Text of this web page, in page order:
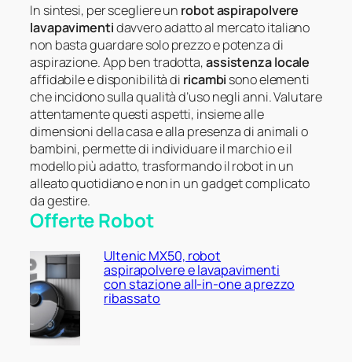
In sintesi, per scegliere un robot aspirapolvere
lavapavimentidavvero adatto al mercato italiano
non basta guardare solo prezzo e potenza di
aspirazione. App ben tradotta,assistenza locale
affidabile e disponibilità di ricambi sono elementi
che incidono sulla qualità d’uso negli anni. Valutare
attentamente questi aspetti, insieme alle
dimensioni della casa e alla presenza di animali o
bambini, permette di individuare il marchio e il
modello più adatto, trasformando il robot in un
alleato quotidiano e non in un gadget complicato
da gestire.
Offerte Robot
Ultenic MX50, robot
aspirapolvere e lavapavimenti
con stazione all-in-one a prezzo
ribassato